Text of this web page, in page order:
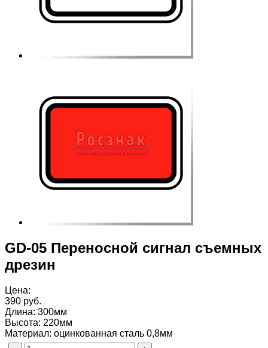
GD-05 Переносной сигнал съемных
дрезин
Цена:
390 руб.
Длина: 300мм
Высота: 220мм
Материал: оцинкованная сталь 0,8мм